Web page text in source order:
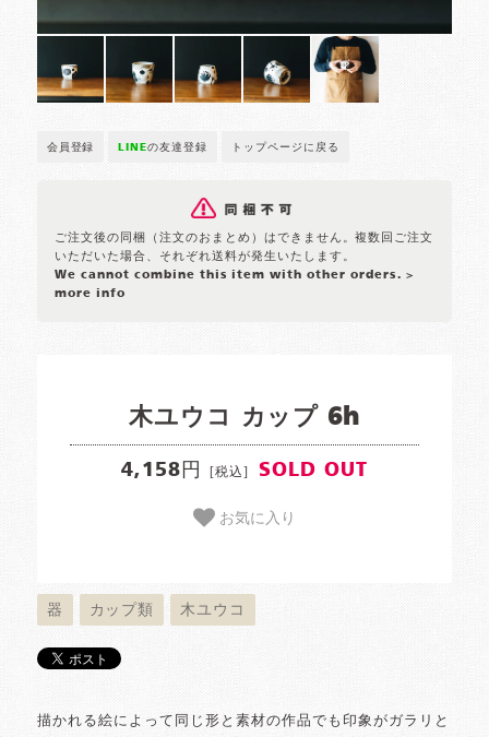
会員登録 LINEの友達登録 トップページに戻る
ご注文後の同梱（注文のおまとめ）はできません。複数回ご注文
いただいた場合、それぞれ送料が発生いたします。
We cannot combine this item with other orders. >
more info
木ユウコ カップ 6h
4,158円 [税込] SOLD OUT
お気に入り
器 カップ類 木ユウコ
描かれる絵によって同じ形と素材の作品でも印象がガラリと